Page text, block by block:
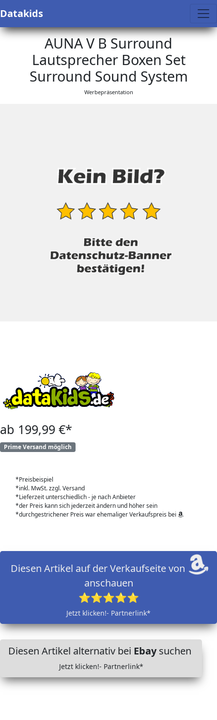
Datakids
AUNA V B Surround
Lautsprecher Boxen Set
Surround Sound System
Werbepräsentation
ab 199,99 €*
Prime Versand möglich
*Preisbeispiel
*inkl. MwSt. zzgl. Versand
*Lieferzeit unterschiedlich - je nach Anbieter
*der Preis kann sich jederzeit ändern und höher sein
*durchgestrichener Preis war ehemaliger Verkaufspreis bei
Diesen Artikel auf der Verkaufseite von
anschauen
⭐⭐⭐⭐⭐
Jetzt klicken!- Partnerlink*
Diesen Artikel alternativ bei Ebaysuchen
Jetzt klicken!- Partnerlink*